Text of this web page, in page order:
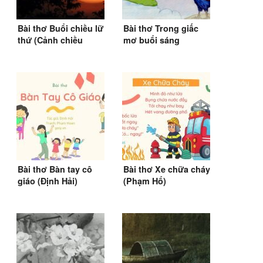
Bài thơ Buổi chiều lữ
thứ (Cảnh chiều
Bài thơ Trong giấc
mơ buổi sáng
Bài thơ Bàn tay cô
giáo (Định Hải)
Bài thơ Xe chữa cháy
(Phạm Hổ)